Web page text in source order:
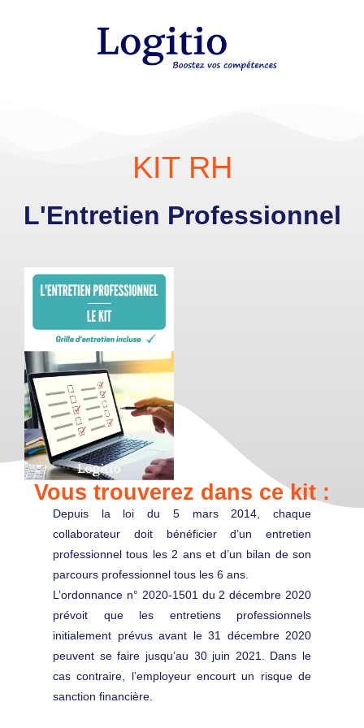
KIT RH
L'Entretien Professionnel
Vous trouverez dans ce kit :
Depuis la loi du 5 mars 2014, chaque
collaborateur doit bénéficier d’un entretien
professionnel tous les 2 ans et d’un bilan de son
parcours professionnel tous les 6 ans.
L’ordonnance n° 2020-1501 du 2 décembre 2020
prévoit que les entretiens professionnels
initialement prévus avant le 31 décembre 2020
peuvent se faire jusqu’au 30 juin 2021. Dans le
cas contraire, l’employeur encourt un risque de
sanction financière.